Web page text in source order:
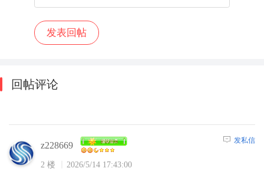
回帖评论
z228669
2 楼 2026/5/14 17:43:00
发私信